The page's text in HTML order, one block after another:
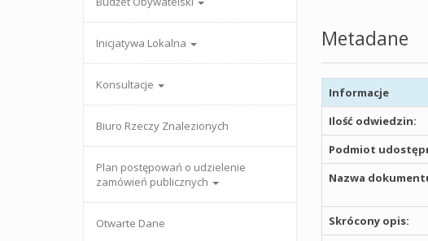
Inicjatywa Lokalna
Konsultacje
Biuro Rzeczy Znalezionych
Plan postępowań o udzielenie
zamówień publicznych
Otwarte Dane
Metadane
Informacje
Ilość odwiedzin:
Podmiot
Nazwa
Skrócony opis: